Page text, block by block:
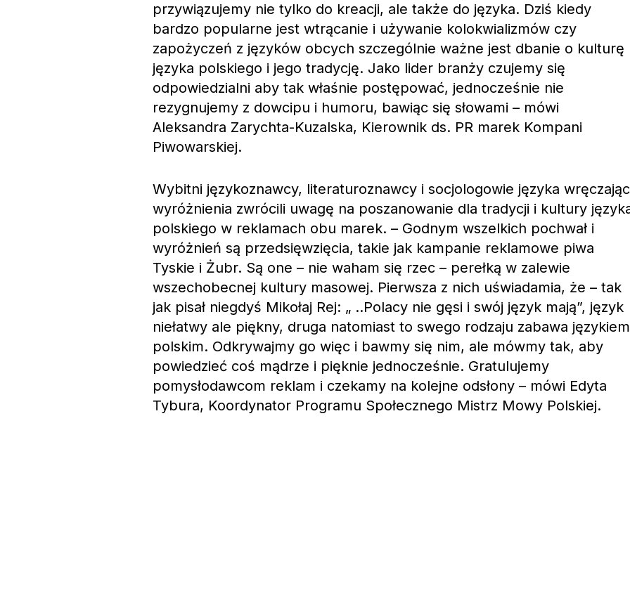
przywiązujemy nie tylko do kreacji, ale także do języka. Dziś kiedy
bardzo popularne jest wtrącanie i używanie kolokwializmów czy
zapożyczeń z języków obcych szczególnie ważne jest dbanie o kulturę
języka polskiego i jego tradycję. Jako lider branży czujemy się
odpowiedzialni aby tak właśnie postępować, jednocześnie nie
rezygnujemy z dowcipu i humoru, bawiąc się słowami – mówi
Aleksandra Zarychta-Kuzalska, Kierownik ds. PR marek Kompani
Piwowarskiej.
Wybitni językoznawcy, literaturoznawcy i socjologowie języka wręczając
wyróżnienia zwrócili uwagę na poszanowanie dla tradycji i kultury
polskiego w reklamach obu marek. – Godnym wszelkich pochwał i
wyróżnień są przedsięwzięcia, takie jak kampanie reklamowe piwa
Tyskie i Żubr. Są one – nie waham się rzec – perełką w zalewie
wszechobecnej kultury masowej. Pierwsza z nich uświadamia, że – tak
jak pisał niegdyś Mikołaj Rej: „ ..Polacy nie gęsi i swój język mają”, język
niełatwy ale piękny, druga natomiast to swego rodzaju zabawa językiem
polskim. Odkrywajmy go więc i bawmy się nim, ale mówmy tak, aby
powiedzieć coś mądrze i pięknie jednocześnie. Gratulujemy
pomysłodawcom reklam i czekamy na kolejne odsłony – mówi Edyta
Tybura, Koordynator Programu Społecznego Mistrz Mowy Polskiej.